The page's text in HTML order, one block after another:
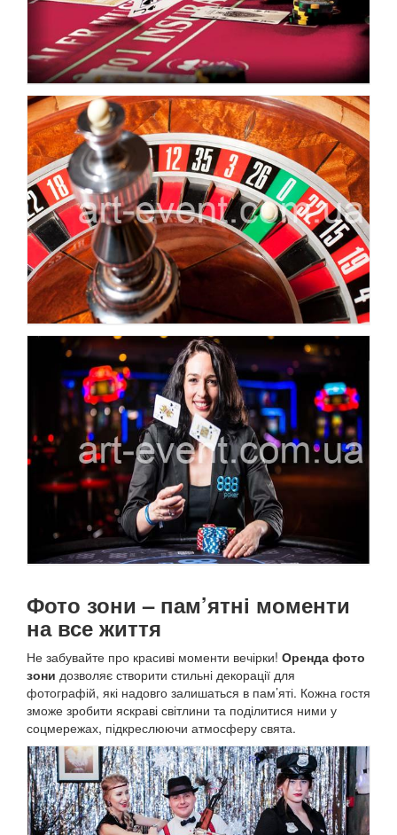
Фото зони – пам’ятні моменти
на все життя
Не забувайте про красиві моменти вечірки! Оренда фото
зони дозволяє створити стильні декорації для
фотографій, які надовго залишаться в пам’яті. Кожна гостя
зможе зробити яскраві світлини та поділитися ними у
соцмережах, підкреслюючи атмосферу свята.